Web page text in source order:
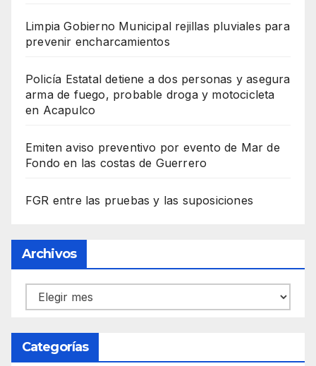
Limpia Gobierno Municipal rejillas pluviales para
prevenir encharcamientos
Policía Estatal detiene a dos personas y asegura
arma de fuego, probable droga y motocicleta
en Acapulco
Emiten aviso preventivo por evento de Mar de
Fondo en las costas de Guerrero
FGR entre las pruebas y las suposiciones
Archivos
Archivos
Categorías